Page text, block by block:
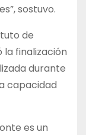
sostuvo.
de
la finalización
durante
capacidad
es un